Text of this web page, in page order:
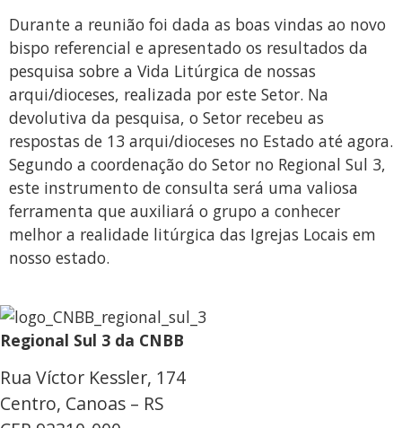
Durante a reunião foi dada as boas vindas ao novo
bispo referencial e apresentado os resultados da
pesquisa sobre a Vida Litúrgica de nossas
arqui/dioceses, realizada por este Setor. Na
devolutiva da pesquisa, o Setor recebeu as
respostas de 13 arqui/dioceses no Estado até agora.
Segundo a coordenação do Setor no Regional Sul 3,
este instrumento de consulta será uma valiosa
ferramenta que auxiliará o grupo a conhecer
melhor a realidade litúrgica das Igrejas Locais em
nosso estado.
Regional Sul 3 da CNBB
Rua Víctor Kessler, 174
Centro, Canoas – RS